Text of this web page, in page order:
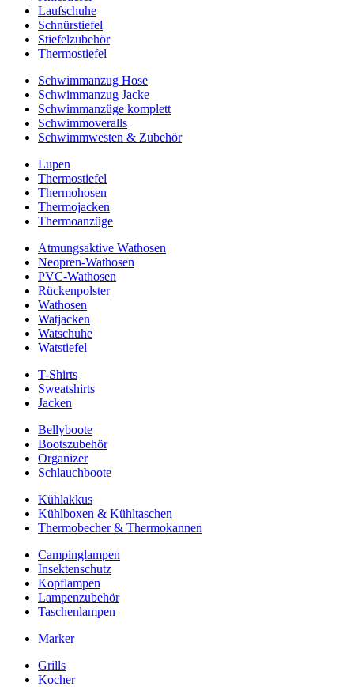
Laufschuhe
Schnürstiefel
Stiefelzubehör
Thermostiefel
Schwimmanzug Hose
Schwimmanzug Jacke
Schwimmanzüge komplett
Schwimmoveralls
Schwimmwesten & Zubehör
Lupen
Thermostiefel
Thermohosen
Thermojacken
Thermoanzüge
Atmungsaktive Wathosen
Neopren-Wathosen
PVC-Wathosen
Rückenpolster
Wathosen
Watjacken
Watschuhe
Watstiefel
T-Shirts
Sweatshirts
Jacken
Bellyboote
Bootszubehör
Organizer
Schlauchboote
Kühlakkus
Kühlboxen & Kühltaschen
Thermobecher & Thermokannen
Campinglampen
Insektenschutz
Kopflampen
Lampenzubehör
Taschenlampen
Marker
Grills
Kocher